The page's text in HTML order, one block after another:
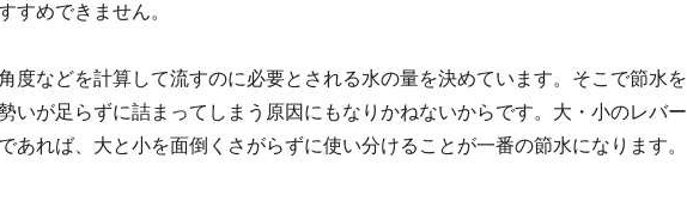
すめできません。
度などを計算して流すのに必要とされる水の量を決めています。そこで節水を
いが足らずに詰まってしまう原因にもなりかねないからです。大・小のレバー
あれば、大と小を面倒くさがらずに使い分けることが一番の節水になります。